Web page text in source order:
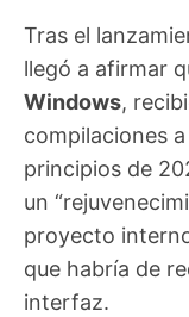
Tras el
llegó a afirmar
Windows,
compilaciones
principios de
un
proyecto
que habría de
interfaz.